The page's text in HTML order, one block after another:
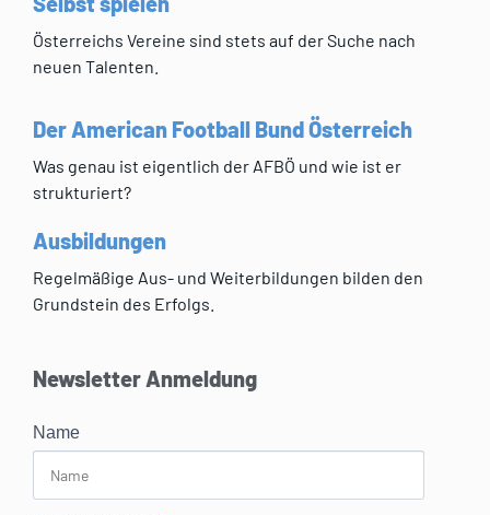
Österreichs Vereine sind stets auf der Suche nach
neuen Talenten.
Der American Football Bund Österreich
Was genau ist eigentlich der AFBÖ und wie ist er
strukturiert?
Ausbildungen
Regelmäßige Aus- und Weiterbildungen bilden den
Grundstein des Erfolgs.
Newsletter Anmeldung
Name